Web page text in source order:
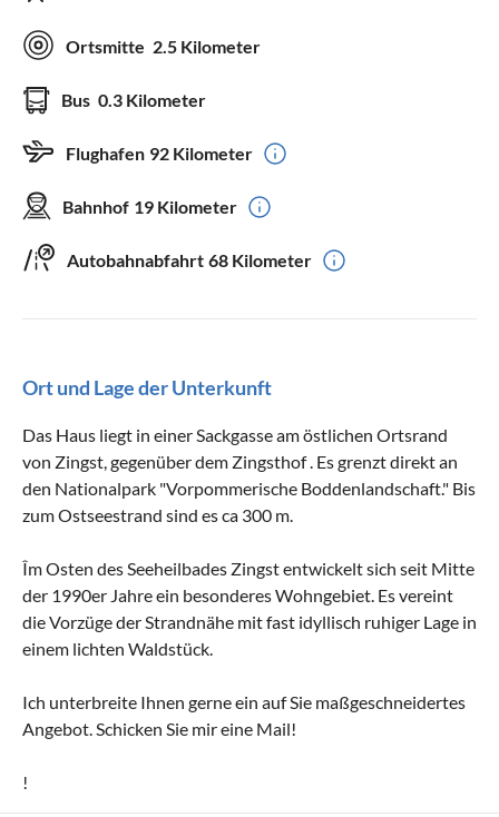
Ortsmitte 2.5 Kilometer
Bus 0.3 Kilometer
Flughafen 92 Kilometer
Bahnhof 19 Kilometer
Autobahnabfahrt 68 Kilometer
Ort und Lage der Unterkunft
Das Haus liegt in einer Sackgasse am östlichen Ortsrand
von Zingst, gegenüber dem Zingsthof . Es grenzt direkt an
den Nationalpark "Vorpommerische Boddenlandschaft." Bis
zum Ostseestrand sind es ca 300 m.
Îm Osten des Seeheilbades Zingst entwickelt sich seit Mitte
der 1990er Jahre ein besonderes Wohngebiet. Es vereint
die Vorzüge der Strandnähe mit fast idyllisch ruhiger Lage in
einem lichten Waldstück.
Ich unterbreite Ihnen gerne ein auf Sie maßgeschneidertes
Angebot. Schicken Sie mir eine Mail!
!